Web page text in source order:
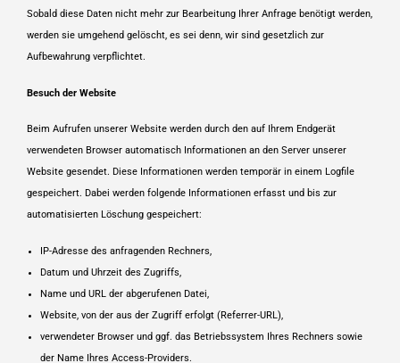
Sobald diese Daten nicht mehr zur Bearbeitung Ihrer Anfrage benötigt werden,
werden sie umgehend gelöscht, es sei denn, wir sind gesetzlich zur
Aufbewahrung verpflichtet.
Besuch der Website
Beim Aufrufen unserer Website werden durch den auf Ihrem Endgerät
verwendeten Browser automatisch Informationen an den Server unserer
Website gesendet. Diese Informationen werden temporär in einem Logfile
gespeichert. Dabei werden folgende Informationen erfasst und bis zur
automatisierten Löschung gespeichert:
IP-Adresse des anfragenden Rechners,
Datum und Uhrzeit des Zugriffs,
Name und URL der abgerufenen Datei,
Website, von der aus der Zugriff erfolgt (Referrer-URL),
verwendeter Browser und ggf. das Betriebssystem Ihres Rechners sowie
der Name Ihres Access-Providers.